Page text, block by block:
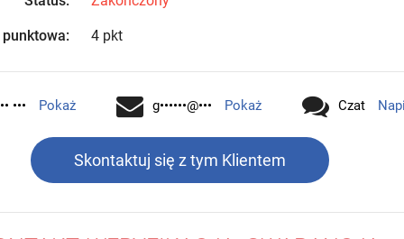
4 pkt
••• Pokaż g••••••@••• Pokaż Czat
Skontaktuj się z tym Klientem